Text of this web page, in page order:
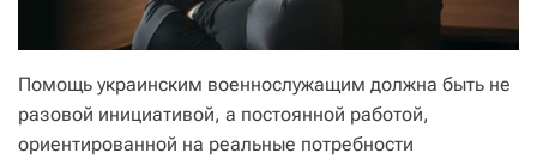
Помощь украинским военнослужащим должна быть не
разовой инициативой, а постоянной работой,
ориентированной на реальные потребности